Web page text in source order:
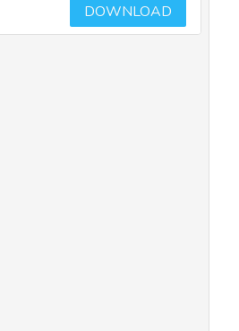
DOWNLOAD